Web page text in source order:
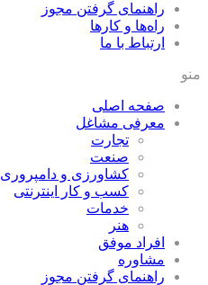
راهنمای گرفتن مجوز
راه‌ها و كارها
ارتباط با ما
منو
صفحه اصلی
معرفی مشاغل
تجارت
صنعت
كشاورزی و دامپروری
كسب و كار اينترنتی
خدمات
هنر
افراد موفق
مشاوره
راهنمای گرفتن مجوز